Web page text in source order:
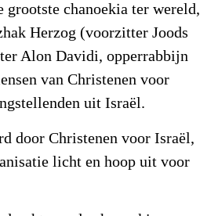
chanoekia ter wereld,
Herzog (voorzitter Joods
Alon Davidi, opperrabbijn
van Christenen voor
uit Israël.
door Christenen voor Israël,
licht en hoop uit voor